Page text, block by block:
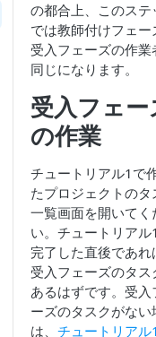
の都合上、このステ
では教師付けフェー
受入フェーズの作業
同じになります。
受入フェー
の作業
チュートリアル1で
たプロジェクトのタ
一覧画面を開いてく
い。チュートリアル
完了した直後であれ
受入フェーズのタス
あるはずです。受入
ーズのタスクがない
は、 チュートリアル